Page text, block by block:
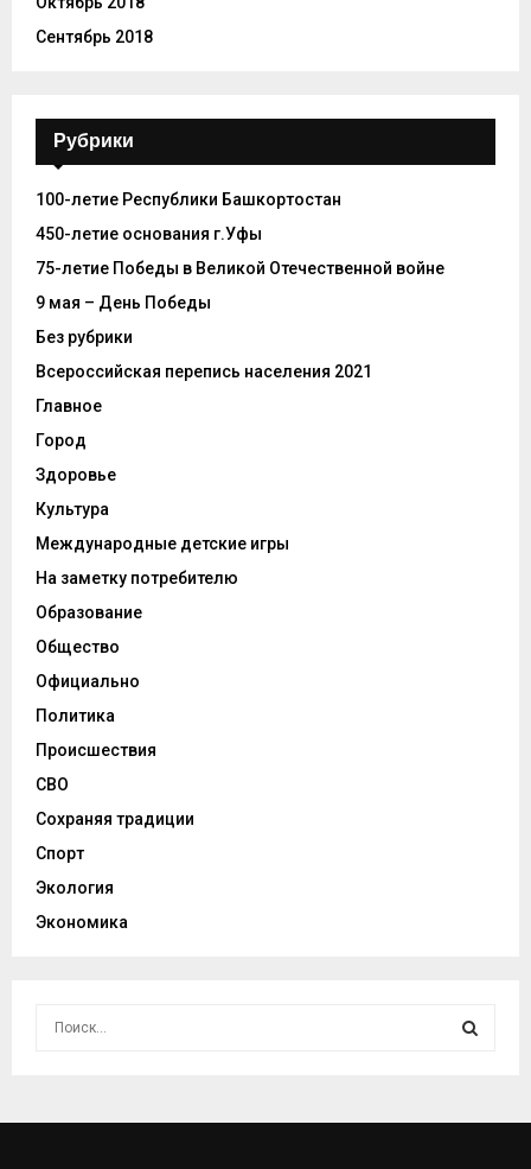
Сентябрь 2018
Рубрики
100-летие Республики Башкортостан
450-летие основания г.Уфы
75-летие Победы в Великой Отечественной войне
9 мая – День Победы
Без рубрики
Всероссийская перепись населения 2021
Главное
Город
Здоровье
Культура
Международные детские игры
На заметку потребителю
Образование
Общество
Официально
Политика
Происшествия
СВО
Сохраняя традиции
Спорт
Экология
Экономика
С